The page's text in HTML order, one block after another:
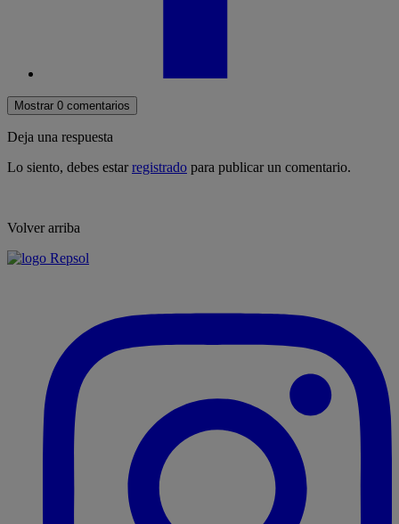
Mostrar 0 comentarios
Deja una respuesta
Lo siento, debes estarregistrado para publicar un comentario.
Volver arriba